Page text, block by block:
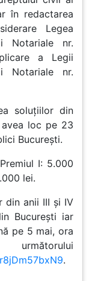
în redactarea
Legea
Notariale nr.
a Legii
Notariale nr.
soluțiilor din
loc pe 23
București.
I: 5.000
lei.
din anii III și IV
București iar
pe 5 mai, ora
.